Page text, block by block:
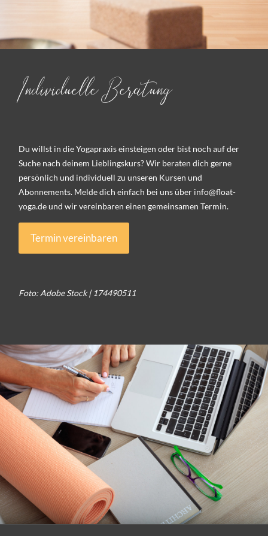
Individuelle Beratung
Du willst in die Yogapraxis einsteigen oder bist noch auf der
Suche nach deinem Lieblingskurs? Wir beraten dich gerne
persönlich und individuell zu unseren Kursen und
Abonnements. Melde dich einfach bei uns über info@float-
yoga.de und wir vereinbaren einen gemeinsamen Termin.
Termin vereinbaren
Foto: Adobe Stock | 174490511